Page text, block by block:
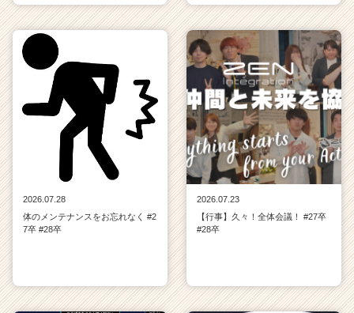
2026.07.28
体のメンテナンスをお忘れなく #2
7卒 #28卒
2026.07.23
【行事】久々！全体会議！ #27卒
#28卒